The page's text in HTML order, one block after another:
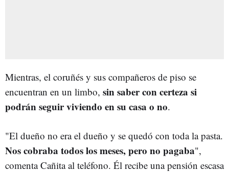
Mientras, el coruñés y sus compañeros de piso se
encuentran en un limbo, sin saber con certeza si
podrán seguir viviendo en su casa o no.
"El dueño no era el dueño y se quedó con toda la pasta.
Nos cobraba todos los meses, pero no pagaba",
comenta Cañita al teléfono. Él recibe una pensión escasa